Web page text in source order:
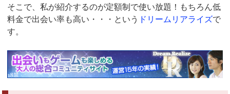
そこで、私が紹介するのが定額制で使い放題！もちろん低
料金で出会い率も高い・・・という ドリームリアライズで
す。